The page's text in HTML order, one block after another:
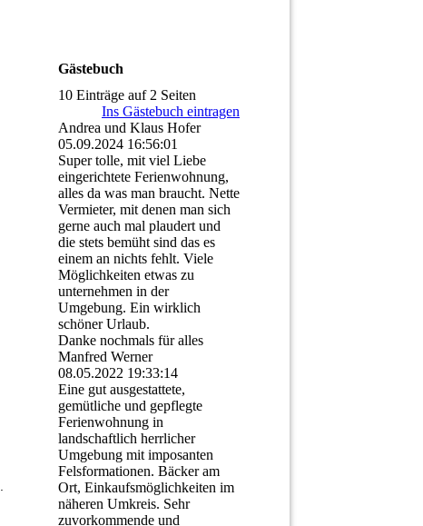
Gästebuch
10 Einträge auf 2 Seiten
Ins Gästebuch eintragen
Andrea und Klaus Hofer
05.09.2024 16:56:01
Super tolle, mit viel Liebe
eingerichtete Ferienwohnung,
alles da was man braucht. Nette
Vermieter, mit denen man sich
gerne auch mal plaudert und
die stets bemüht sind das es
einem an nichts fehlt. Viele
Möglichkeiten etwas zu
unternehmen in der
Umgebung. Ein wirklich
schöner Urlaub.
Danke nochmals für alles
Manfred Werner
08.05.2022 19:33:14
Eine gut ausgestattete,
gemütliche und gepflegte
Ferienwohnung in
landschaftlich herrlicher
Umgebung mit imposanten
Felsformationen. Bäcker am
Ort, Einkaufsmöglichkeiten im
näheren Umkreis. Sehr
zuvorkommende und